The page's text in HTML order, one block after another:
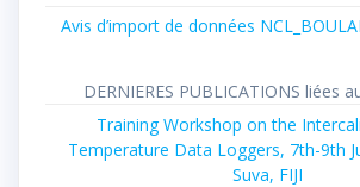
Avis d’import de données
DERNIERES PUBLICATIONS liées
Training Workshop on the
Temperature Data Loggers, 7th-9th
Suva, FIJI